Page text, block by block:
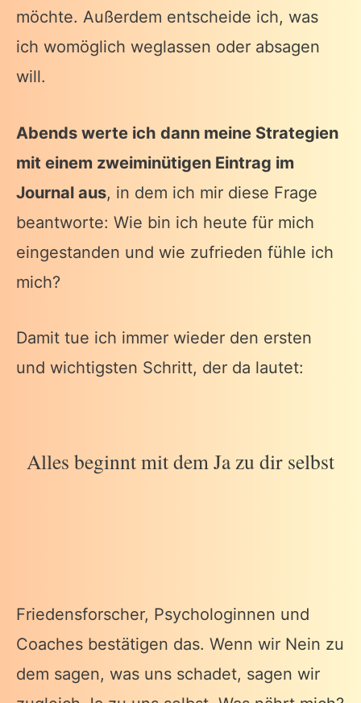
möchte. Außerdem entscheide ich, was
ich womöglich weglassen oder absagen
will.
Abends werte ich dann meine Strategien
mit einem zweiminütigen Eintrag im
Journal aus, in dem ich mir diese Frage
beantworte: Wie bin ich heute für mich
eingestanden und wie zufrieden fühle ich
mich?
Damit tue ich immer wieder den ersten
und wichtigsten Schritt, der da lautet:
Alles beginnt mit dem Ja zu dir selbst
Friedensforscher, Psychologinnen und
Coaches bestätigen das. Wenn wir Nein zu
dem sagen, was uns schadet, sagen wir